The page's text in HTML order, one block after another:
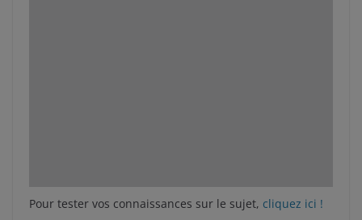
Pour tester vos connaissances sur le sujet, cliquez ici !